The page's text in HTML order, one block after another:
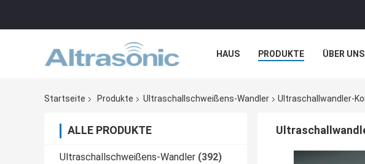
HAUS PRODUKTE ÜBER UNS
Startseite
Produkte Ultraschallschweißens-Wandler Ultraschallwandler-
ALLE PRODUKTE
Ultraschallschweißens-Wandler (392)